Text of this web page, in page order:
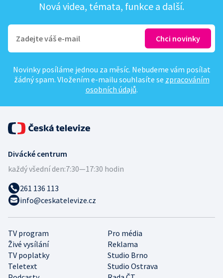
Nová videa, témata, funkce a další.
Novinky posíláme jednou za měsíc. Nebudeme vám posílat
žádný spam. Vložením e-mailu souhlasíte se zpracováním
osobních údajů.